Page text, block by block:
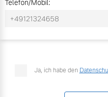
Telefon/Mobil:
Ja, ich habe den